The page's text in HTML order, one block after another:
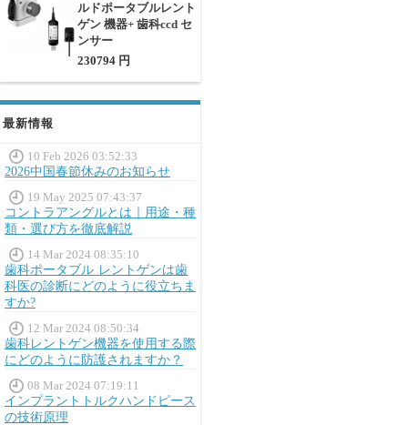
ルドポータブルレント
ゲン 機器+ 歯科ccd セ
ンサー
230794 円
最新情報
10 Feb 2026 03:52:33
2026中国春節休みのお知らせ
19 May 2025 07:43:37
コントラアングルとは｜用途・種
類・選び方を徹底解説
14 Mar 2024 08:35:10
歯科ポータブル レントゲンは歯
科医の診断にどのように役立ちま
すか?
12 Mar 2024 08:50:34
歯科レントゲン機器を使用する際
にどのように防護されますか？
08 Mar 2024 07:19:11
インプラントトルクハンドピース
の技術原理